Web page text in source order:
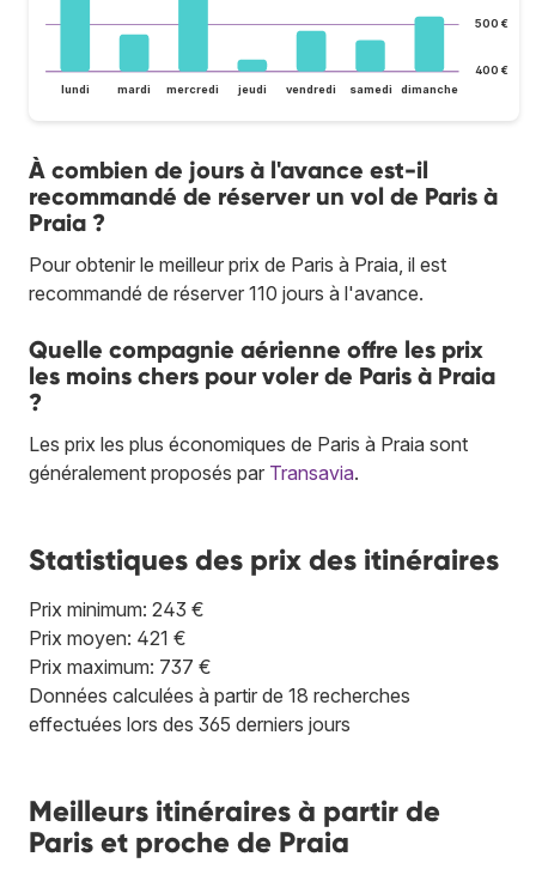
400 €
500 €
lundi mardi mercredi jeudi vendredi samedi dimanche
À combien de jours à l'avance est-il
recommandé de réserver un vol de Paris à
Praia ?
Pour obtenir le meilleur prix de Paris à Praia, il est
recommandé de réserver 110 jours à l'avance.
Quelle compagnie aérienne offre les prix
les moins chers pour voler de Paris à Praia
?
Les prix les plus économiques de Paris à Praia sont
généralement proposés par Transavia.
Statistiques des prix des itinéraires
Prix minimum: 243 €
Prix moyen: 421 €
Prix maximum: 737 €
Données calculées à partir de 18 recherches
effectuées lors des 365 derniers jours
Meilleurs itinéraires à partir de
Paris et proche de Praia